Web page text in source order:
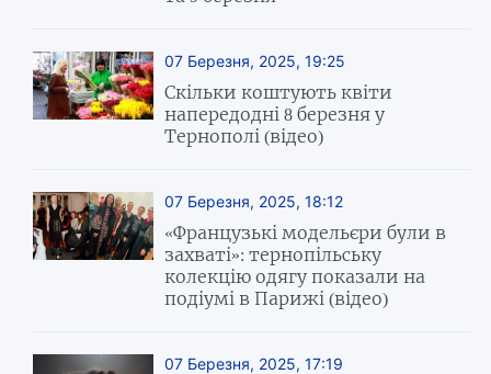
07 Березня, 2025, 19:25
Скільки коштують квіти
напередодні 8 березня у
Тернополі (відео)
07 Березня, 2025, 18:12
«Французькі модельєри були в
захваті»: тернопільську
колекцію одягу показали на
подіумі в Парижі (відео)
07 Березня, 2025, 17:19